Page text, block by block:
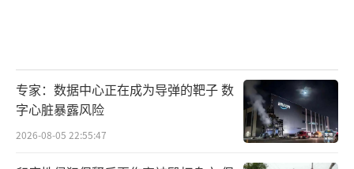
专家：数据中心正在成为导弹的靶子 数
字心脏暴露风险
2026-08-05 22:55:47